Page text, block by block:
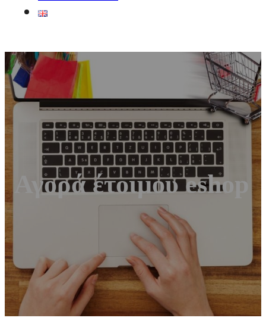
Αγορά έτοιμου eshop